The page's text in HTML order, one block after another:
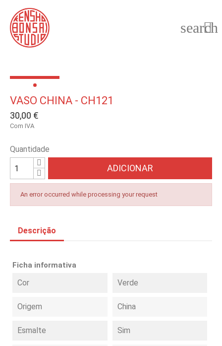

search
VASO CHINA - CH121
30,00 €
Com IVA
Quantidade
ADICIONAR
An error occurred while processing your request
Descrição
Ficha informativa
Cor Verde
Origem China
Esmalte Sim